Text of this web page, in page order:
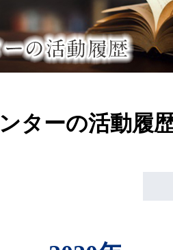
ターの活動履